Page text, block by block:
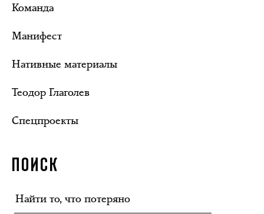
Команда
Манифест
Нативные материалы
Теодор Глаголев
Спецпроекты
ПОИСК